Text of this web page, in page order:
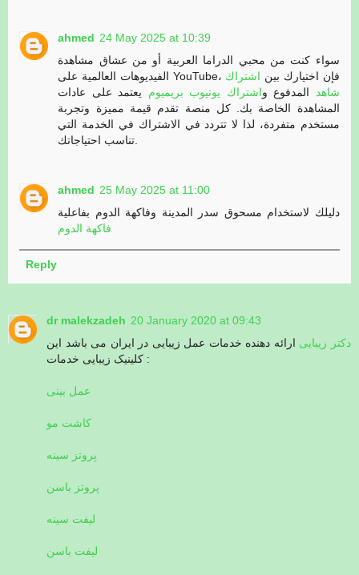
ahmed 24 May 2025 at 10:39
سواء كنت من محبي الدراما العربية أو من عشاق مشاهدة
الفيديوهات العالمية على YouTube، فإن اختيارك بين اشتراك
شاهد
المدفوع واشتراك يوتيوب بريميوم يعتمد على عادات
المشاهدة الخاصة بك. كل منصة تقدم قيمة مميزة وتجربة
مستخدم متفردة، لذا لا تتردد في الاشتراك في الخدمة التي
ahmed 25 May 2025 at 11:00
دليلك لاستخدام مسحوق سدر المدينة وفاكهة الدوم بفاعلية
فاكهة الدوم
Reply
dr malekzadeh 20 January 2020 at 09:43
دکتر زیبایی ارائه دهنده خدمات عمل زیبایی در ایران می باشد این
کلینیک زیبایی خدمات :
عمل بینی
کاشت مو
پروتز سینه
پروتز باسن
لیفت سینه
لیفت باسن